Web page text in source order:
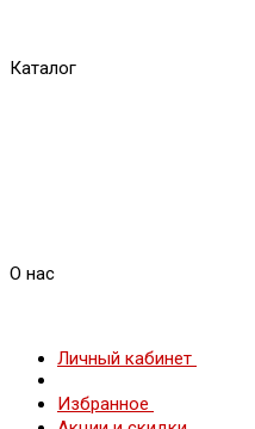
Каталог
О нас
Личный кабинет
Избранное